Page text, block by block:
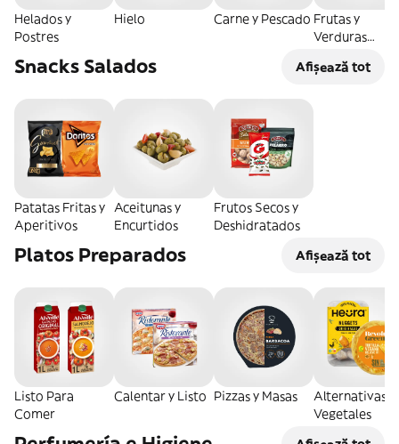
Helados y
Postres
Hielo Carne y Pescado Frutas y
Verduras
Snacks Salados Afișează tot
Patatas Fritas y
Aperitivos
Aceitunas y
Encurtidos
Frutos Secos y
Deshidratados
Platos Preparados Afișează tot
Listo Para
Comer
Calentar y Listo Pizzas y Masas
Alternativas
Vegetales